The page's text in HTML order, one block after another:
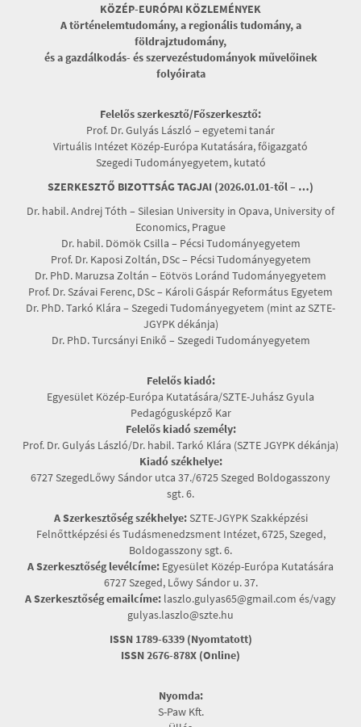
KÖZÉP-EURÓPAI KÖZLEMÉNYEK
A történelemtudomány, a regionális tudomány, a
földrajztudomány,
és a gazdálkodás- és szervezéstudományok művelőinek
folyóirata
Felelős szerkesztő/Főszerkesztő:
Prof. Dr. Gulyás László – egyetemi tanár
Virtuális Intézet Közép-Európa Kutatására, főigazgató
Szegedi Tudományegyetem, kutató
SZERKESZTŐ BIZOTTSÁG TAGJAI (2026.01.01-től – …)
Dr. habil. Andrej Tóth – Silesian University in Opava, University of
Economics, Prague
Dr. habil. Dömök Csilla – Pécsi Tudományegyetem
Prof. Dr. Kaposi Zoltán, DSc – Pécsi Tudományegyetem
Dr. PhD. Maruzsa Zoltán – Eötvös Loránd Tudományegyetem
Prof. Dr. Szávai Ferenc, DSc – Károli Gáspár Református Egyetem
Dr. PhD. Tarkó Klára – Szegedi Tudományegyetem (mint az SZTE-
JGYPK dékánja)
Dr. PhD. Turcsányi Enikő – Szegedi Tudományegyetem
Felelős kiadó:
Egyesület Közép-Európa Kutatására/SZTE-Juhász Gyula
Pedagógusképző Kar
Felelős kiadó személy:
Prof. Dr. Gulyás László/Dr. habil. Tarkó Klára (SZTE JGYPK dékánja)
Kiadó székhelye:
6727 SzegedLőwy Sándor utca 37./6725 Szeged Boldogasszony
sgt. 6.
A Szerkesztőség székhelye:SZTE-JGYPK Szakképzési
Felnőttképzési és Tudásmenedzsment Intézet, 6725, Szeged,
Boldogasszony sgt. 6.
A Szerkesztőség levélcíme: Egyesület Közép-Európa Kutatására
6727 Szeged, Lőwy Sándor u. 37.
A Szerkesztőség emailcíme: laszlo.gulyas65@gmail.com és/vagy
gulyas.laszlo@szte.hu
ISSN 1789-6339 (Nyomtatott)
ISSN 2676-878X (Online)
Nyomda:
S-Paw Kft.